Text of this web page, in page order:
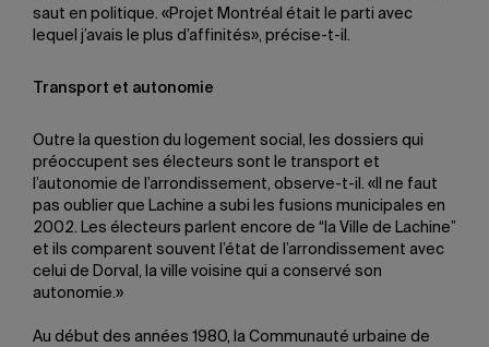
saut en politique. «Projet Montréal était le parti avec
lequel j’avais le plus d’affinités», précise-t-il.
Transport et autonomie
Outre la question du logement social, les dossiers qui
préoccupent ses électeurs sont le transport et
l’autonomie de l’arrondissement, observe-t-il. «Il ne faut
pas oublier que Lachine a subi les fusions municipales en
2002. Les électeurs parlent encore de “la Ville de Lachine”
et ils comparent souvent l’état de l’arrondissement avec
celui de Dorval, la ville voisine qui a conservé son
autonomie.»
Au début des années 1980, la Communauté urbaine de